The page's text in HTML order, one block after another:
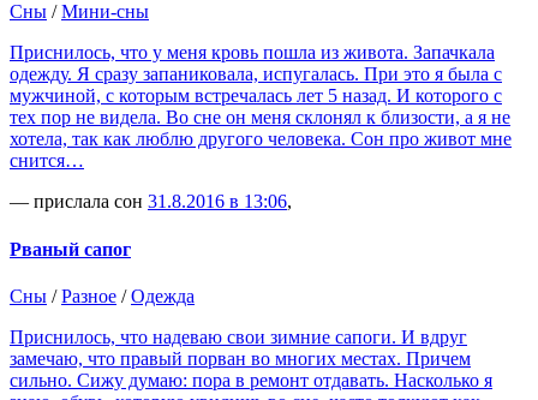
Сны /Мини-сны
Приснилось, что у меня кровь пошла из живота. Запачкала
одежду. Я сразу запаниковала, испугалась. При это я была с
мужчиной, с которым встречалась лет 5 назад. И которого с
тех пор не видела. Во сне он меня склонял к близости, а я не
хотела, так как люблю другого человека. Сон про живот мне
снится…
— прислала сон 31.8.2016 в 13:06,
Рваный сапог
Сны /Разное /Одежда
Приснилось, что надеваю свои зимние сапоги. И вдруг
замечаю, что правый порван во многих местах. Причем
сильно. Сижу думаю: пора в ремонт отдавать. Насколько я